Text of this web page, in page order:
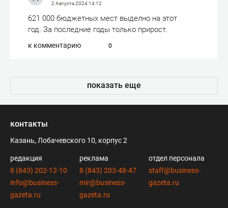
2 Августа 202414:12
621 000 бюджетных мест выделно на этот
год. За последние годы только прирост.
к комментарию 0
показать еще
контакты
Казань, Лобачевского 10, корпус 2
редакция
8 (843) 202-12-10
info@business-
gazeta.ru
реклама
8 (843) 203-48-47
mir@business-
gazeta.ru
отдел персонала
staff@business-
gazeta.ru